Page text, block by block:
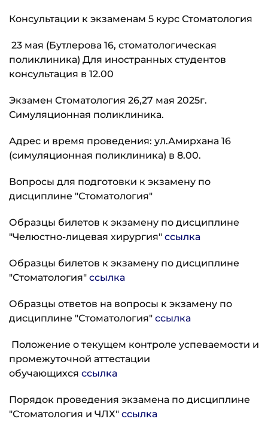
Консультации к экзаменам 5 курс Стоматология
23 мая (Бутлерова 16, стоматологическая
поликлиника) Для иностранных студентов
консультация в 12.00
Экзамен Стоматология 26,27 мая 2025г.
Симуляционная поликлиника.
Адрес и время проведения: ул.Амирхана 16
(симуляционная поликлиника) в 8.00.
Вопросы для подготовки к экзамену по
дисциплине "Стоматология"
Образцы билетов к экзамену по дисциплине
"Челюстно-лицевая хирургия" ссылка
Образцы билетов к экзамену по дисциплине
"Стоматология" ссылка
Образцы ответов на вопросы к экзамену по
дисциплине "Стоматология" ссылка
Положение о текущем контроле успеваемости и
промежуточной аттестации
обучающихся ссылка
Порядок проведения экзамена по дисциплине
"Стоматология и ЧЛХ" ссылка